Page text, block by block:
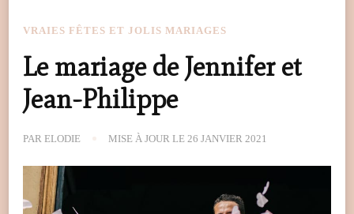
VRAIES FÊTES ET JOLIS MARIAGES
Le mariage de Jennifer et
Jean-Philippe
PAR ELODIE MISE À JOUR LE 26 JANVIER 2021